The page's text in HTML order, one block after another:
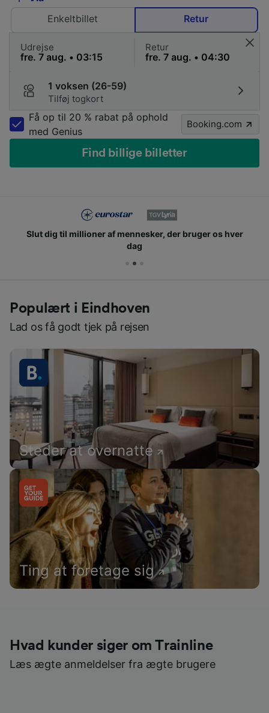
Enkeltbillet
Retur
Udrejse Retur
1 voksen (26-59)
Tilføj togkort
Få op til 20 % rabat på ophold
med Genius
Booking.com
Find billige billetter
Slut dig til millioner af mennesker, der bruger os hver
dag
Populært i Eindhoven
Lad os få godt tjek på rejsen
Steder at overnatte
Ting at foretage sig
Hvad kunder siger om Trainline
Læs ægte anmeldelser fra ægte brugere